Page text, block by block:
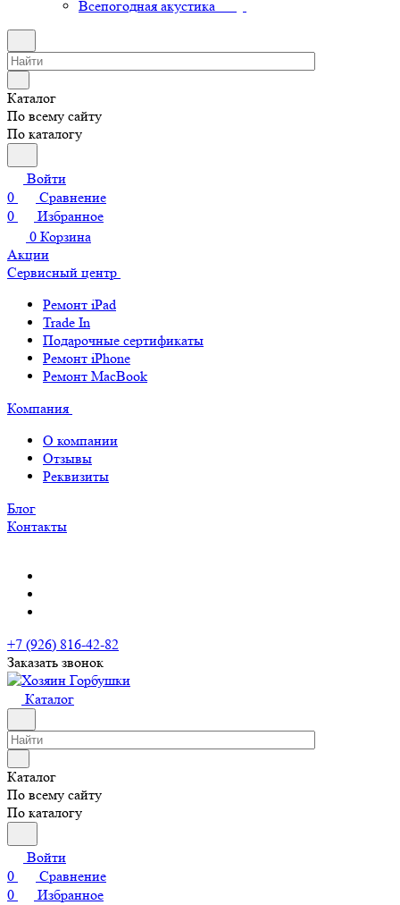
Всепогодная акустика
Каталог
По всему сайту
По каталогу
Войти
0
Сравнение
0
Избранное
0 Корзина
Акции
Сервисный центр
Ремонт iPad
Trade In
Подарочные сертификаты
Ремонт iPhone
Ремонт MacBook
Компания
О компании
Отзывы
Реквизиты
Блог
Контакты
+7 (926) 816-42-82
Заказать звонок
Каталог
Каталог
По всему сайту
По каталогу
Войти
0
Сравнение
0
Избранное